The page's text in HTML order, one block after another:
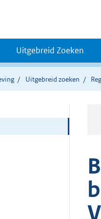
Uitgebreid Zoeken
Uitgebreid zoeken